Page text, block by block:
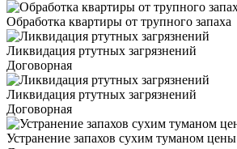
Обработка квартиры от трупного запаха
Ликвидация ртутных загрязнений
Договорная
Ликвидация ртутных загрязнений
Договорная
Устранение запахов сухим туманом цены